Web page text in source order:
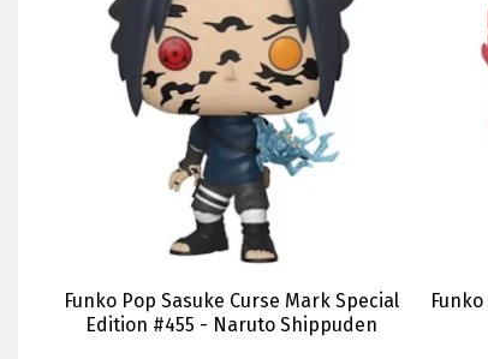
Funko Pop Sasuke Curse Mark Special
Edition #455 - Naruto Shippuden